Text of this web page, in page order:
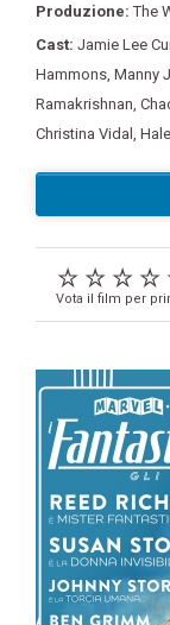
Produzione:The
Cast: Jamie Lee
Hammons, Manny
Ramakrishnan,
Christina Vidal ,
Vota il film per